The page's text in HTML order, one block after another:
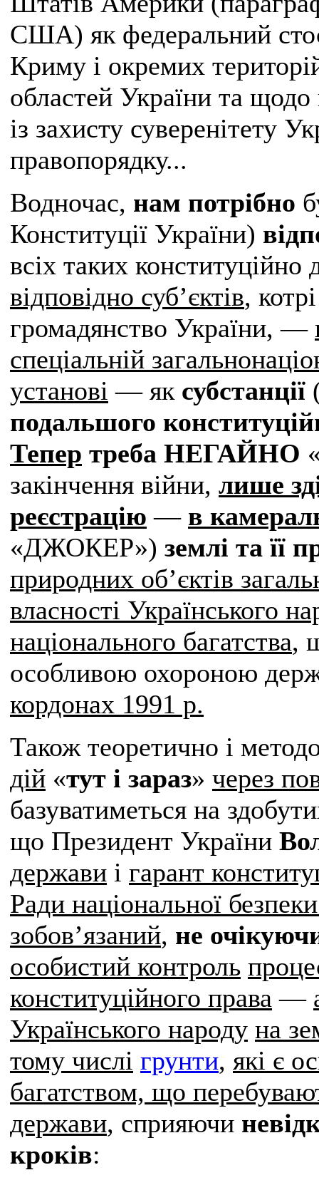
США) як федеральний
Криму і окремих
областей України та
із захисту суверенітету
правопорядку...
Водночас, нам потрібно
Конституції України)
всіх таких
відповідно суб’єктів,
громадянство України, ―
спеціальній
установі ― як субстанції
подальшого
Тепер треба НЕГАЙНО
закінчення війни, лише
реєстрацію — в
«ДЖОКЕР») землі та її
природних об’єктів
власності Українського
національного багатства,
особливою охороною
кордонах 1991 р.
Також теоретично і
дій «тут і зараз» через
базуватиметься на
що Президент України
держави і гарант
Ради національної
зобов’язаний, не
особистий контроль
конституційного права —
Українського народу на
тому числі грунти, які є
багатством, що
держави, сприяючи
кроків: